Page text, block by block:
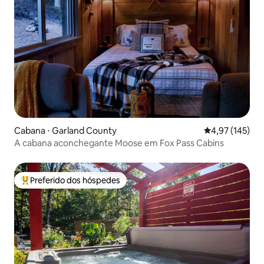
Cabana ⋅ Garland County 4,97 de uma
4,97 (145)
A cabana aconchegante Moose em Fox Pass Cabins
Entre os melhores preferidos dos hóspedes
Preferido dos hóspedes